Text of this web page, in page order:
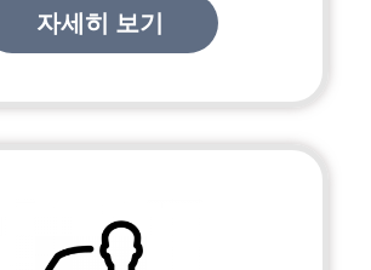
자세히 보기